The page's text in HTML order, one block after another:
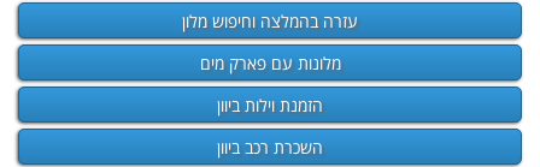
עזרה בהמלצה וחיפוש מלון
מלונות עם פארק מים
הזמנת וילות ביוון
השכרת רכב ביוון